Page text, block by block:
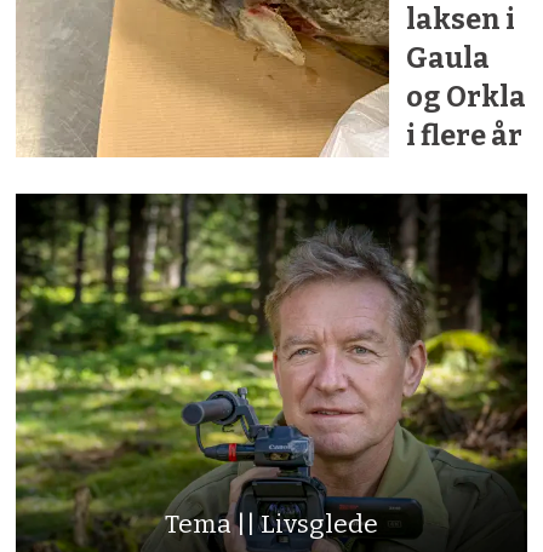
laksen i
Gaula
og Orkla
i flere år
Tema || Livsglede